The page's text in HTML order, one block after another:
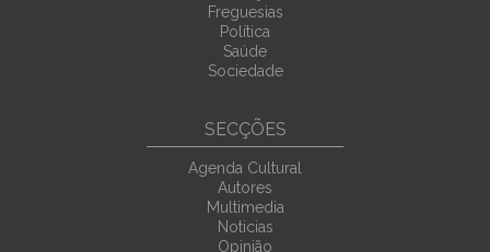
Freguesias
Política
Saúde
Sociedade
SECÇÕES
Agenda Cultural
Autores
Multimedia
Noticias
Opinião